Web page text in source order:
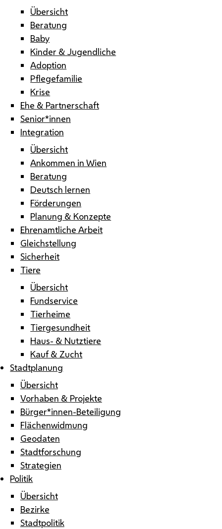
Übersicht
Beratung
Baby
Kinder & Jugendliche
Adoption
Pflegefamilie
Krise
Ehe & Partnerschaft
Senior*innen
Integration
Übersicht
Ankommen in Wien
Beratung
Deutsch lernen
Förderungen
Planung & Konzepte
Ehrenamtliche Arbeit
Gleichstellung
Sicherheit
Tiere
Übersicht
Fundservice
Tierheime
Tiergesundheit
Haus- & Nutztiere
Kauf & Zucht
Stadtplanung
Übersicht
Vorhaben & Projekte
Bürger*innen-Beteiligung
Flächenwidmung
Geodaten
Stadtforschung
Strategien
Politik
Übersicht
Bezirke
Stadtpolitik